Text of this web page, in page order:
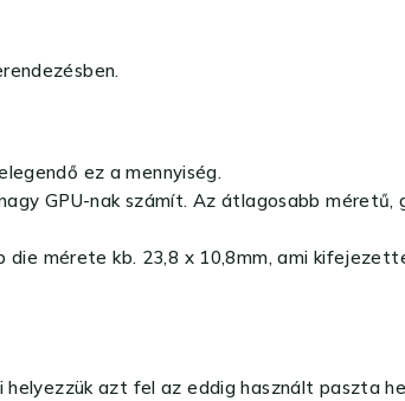
ez a mennyiség.
GPU-nak számít. Az átlagosabb méretű,
mérete kb. 23,8 x 10,8mm, ami
azt fel az eddig használt paszta